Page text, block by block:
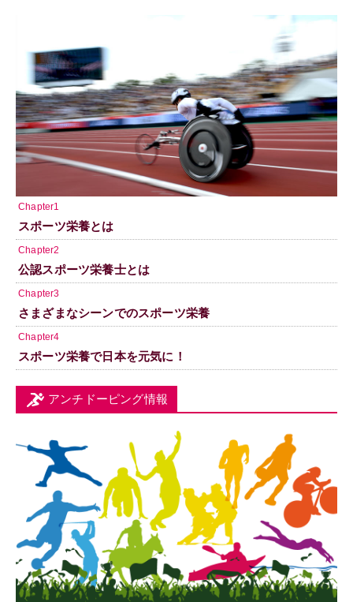
Chapter1
スポーツ栄養とは
Chapter2
公認スポーツ栄養士とは
Chapter3
さまざまなシーンでのスポーツ栄養
Chapter4
スポーツ栄養で日本を元気に！
アンチドーピング情報